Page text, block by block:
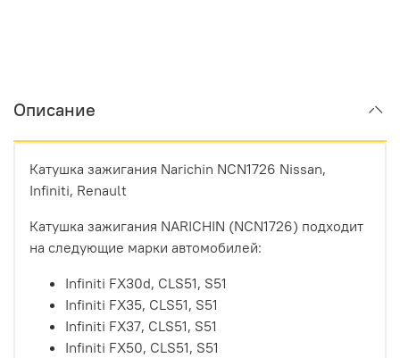
Описание
Катушка зажигания Narichin NCN1726 Nissan,
Infiniti, Renault
Катушка зажигания NARICHIN (NCN1726) подходит
на следующие марки автомобилей:
Infiniti FX30d, CLS51, S51
Infiniti FX35, CLS51, S51
Infiniti FX37, CLS51, S51
Infiniti FX50, CLS51, S51